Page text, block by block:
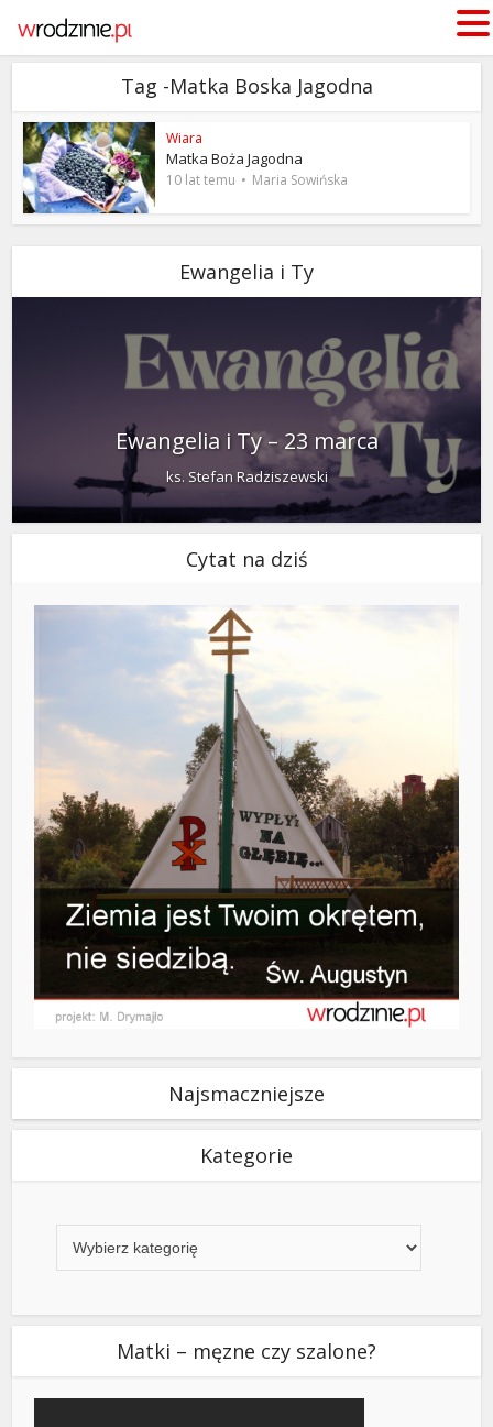
Tag -Matka Boska Jagodna
Wiara
Matka Boża Jagodna
10 lat temu Maria Sowińska
Ewangelia i Ty
Ewangelia i Ty – 23 marca
ks. Stefan Radziszewski
Cytat na dziś
Najsmaczniejsze
Kategorie
Matki – męzne czy szalone?